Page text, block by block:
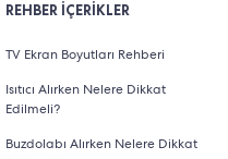
REHBER İÇERİKLER
TV Ekran Boyutları Rehberi
Isıtıcı Alırken Nelere Dikkat
Edilmeli?
Buzdolabı Alırken Nelere Dikkat